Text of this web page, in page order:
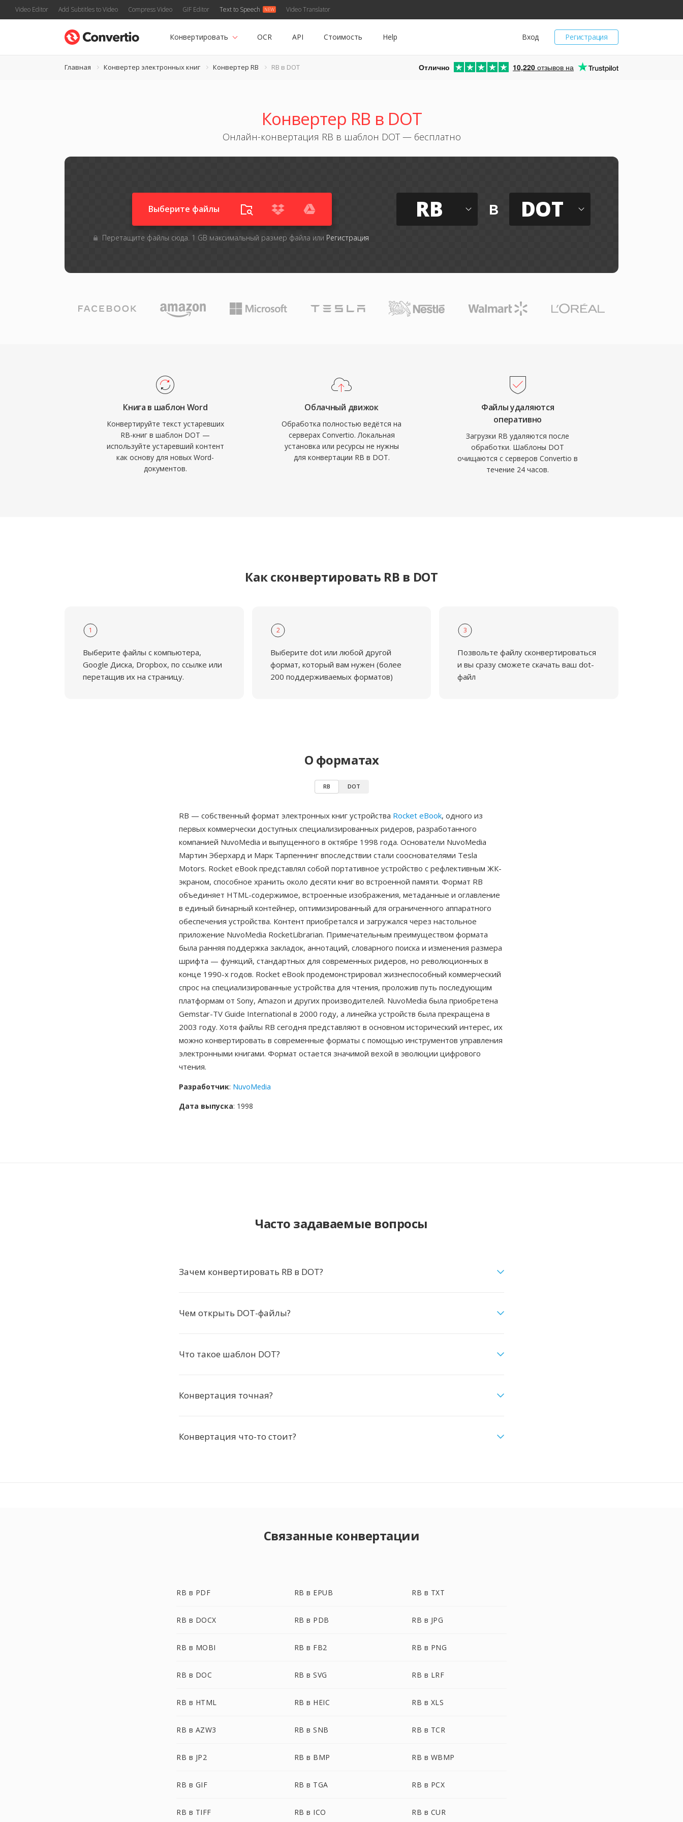
Video Editor Add Subtitles to Video Compress Video GIF Editor Text to Speech Video Translator
Регистрация
Вход
Конвертировать OCR API Стоимость Help
Главная Конвертер электронных книг Конвертер RB RB в DOT Отлично 10,220 отзывов на
Конвертер RB в DOT
Онлайн-конвертация RB в шаблон DOT — бесплатно
Выберите файлы
Перетащите файлы сюда. 1 GB максимальный размер файла или Регистрация
RB в DOT
Книга в шаблон Word
Конвертируйте текст устаревших
RB-книг в шаблон DOT —
используйте устаревший контент
как основу для новых Word-
документов.
Облачный движок
Обработка полностью ведётся на
серверах Convertio. Локальная
установка или ресурсы не нужны
для конвертации RB в DOT.
Файлы удаляются
оперативно
Загрузки RB удаляются после
обработки. Шаблоны DOT
очищаются с серверов Convertio в
течение 24 часов.
Как сконвертировать RB в DOT
1
Выберите файлы с компьютера,
Google Диска, Dropbox, по ссылке или
перетащив их на страницу.
2
Выберите dot или любой другой
формат, который вам нужен (более
200 поддерживаемых форматов)
3
Позвольте файлу сконвертироваться
и вы сразу сможете скачать ваш dot-
файл
О форматах
RB DOT
RB — собственный формат электронных книг устройства Rocket eBook, одного из
первых коммерчески доступных специализированных ридеров, разработанного
компанией NuvoMedia и выпущенного в октябре 1998 года. Основатели NuvoMedia
Мартин Эберхард и Марк Тарпеннинг впоследствии стали сооснователями Tesla
Motors. Rocket eBook представлял собой портативное устройство с рефлективным ЖК-
экраном, способное хранить около десяти книг во встроенной памяти. Формат RB
объединяет HTML-содержимое, встроенные изображения, метаданные и оглавление
в единый бинарный контейнер, оптимизированный для ограниченного аппаратного
обеспечения устройства. Контент приобретался и загружался через настольное
приложение NuvoMedia RocketLibrarian. Примечательным преимуществом формата
была ранняя поддержка закладок, аннотаций, словарного поиска и изменения размера
шрифта — функций, стандартных для современных ридеров, но революционных в
конце 1990-х годов. Rocket eBook продемонстрировал жизнеспособный коммерческий
спрос на специализированные устройства для чтения, проложив путь последующим
платформам от Sony, Amazon и других производителей. NuvoMedia была приобретена
Gemstar-TV Guide International в 2000 году, а линейка устройств была прекращена в
2003 году. Хотя файлы RB сегодня представляют в основном исторический интерес, их
можно конвертировать в современные форматы с помощью инструментов управления
электронными книгами. Формат остается значимой вехой в эволюции цифрового
чтения.
Разработчик: NuvoMedia
Дата выпуска: 1998
Часто задаваемые вопросы
Зачем конвертировать RB в DOT?
Чем открыть DOT-файлы?
Что такое шаблон DOT?
Конвертация точная?
Конвертация что-то стоит?
Связанные конвертации
RB в PDF RB в EPUB RB в TXT
RB в DOCX RB в PDB RB в JPG
RB в MOBI RB в FB2 RB в PNG
RB в DOC RB в SVG RB в LRF
RB в HTML RB в HEIC RB в XLS
RB в AZW3 RB в SNB RB в TCR
RB в JP2 RB в BMP RB в WBMP
RB в GIF RB в TGA RB в PCX
RB в TIFF RB в ICO RB в CUR